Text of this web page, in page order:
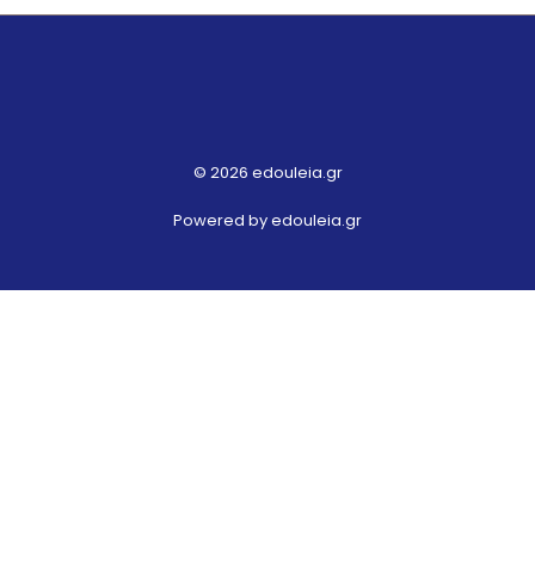
© 2026 edouleia.gr
Powered by edouleia.gr